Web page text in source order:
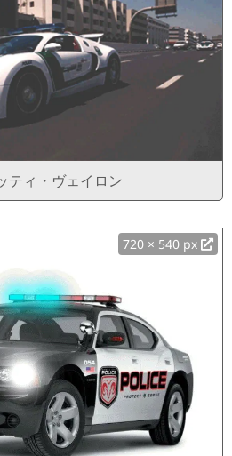
ティ・ヴェイロン
720 × 540 px